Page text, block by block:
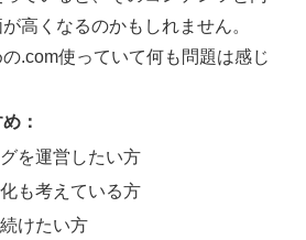
高くなるのかもしれません。
.com使っていて何も問題は感じ
：
を運営したい方
も考えている方
けたい方